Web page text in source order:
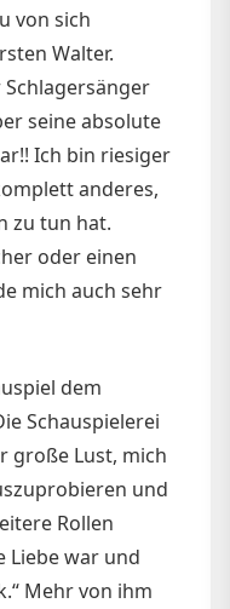
von sich
Walter.
seine absolute
Ich bin riesiger
anderes,
zu tun hat.
oder einen
mich auch sehr
dem
Schauspielerei
große Lust, mich
und
Rollen
Liebe war und
Mehr von ihm